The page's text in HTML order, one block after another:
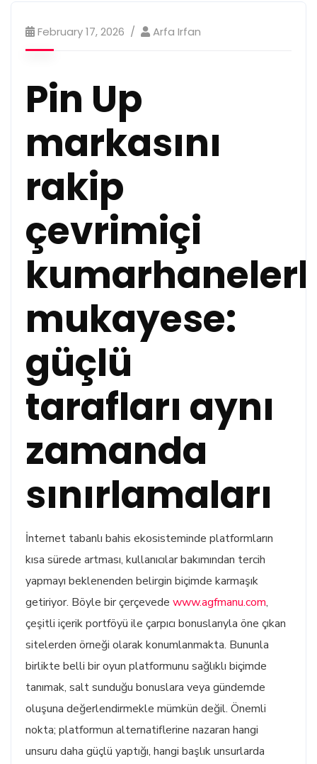
February 17, 2026 Arfa Irfan
Pin Up
markasını
rakip
çevrimiçi
mukayese:
güçlü
tarafları aynı
zamanda
sınırlamaları
İnternet tabanlı bahis ekosisteminde platformların
kısa sürede artması, kullanıcılar bakımından tercih
yapmayı beklenenden belirgin biçimde karmaşık
getiriyor. Böyle bir çerçevede www.agfmanu.com,
çeşitli içerik portföyü ile çarpıcı bonuslarıyla öne çıkan
sitelerden örneği olarak konumlanmakta. Bununla
birlikte belli bir oyun platformunu sağlıklı biçimde
tanımak, salt sunduğu bonuslara veya gündemde
oluşuna değerlendirmekle mümkün değil. Önemli
nokta; platformun alternatiflerine nazaran hangi
unsuru daha güçlü yaptığı, hangi başlık unsurlarda